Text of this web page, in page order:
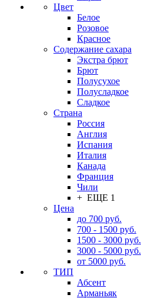
Цвет
Белое
Розовое
Красное
Содержание сахара
Экстра брют
Брют
Полусухое
Полусладкое
Сладкое
Страна
Россия
Англия
Испания
Италия
Канада
Франция
Чили
+ ЕЩЕ 1
Цена
до 700 руб.
700 - 1500 руб.
1500 - 3000 руб.
3000 - 5000 руб.
от 5000 руб.
ТИП
Абсент
Арманьяк